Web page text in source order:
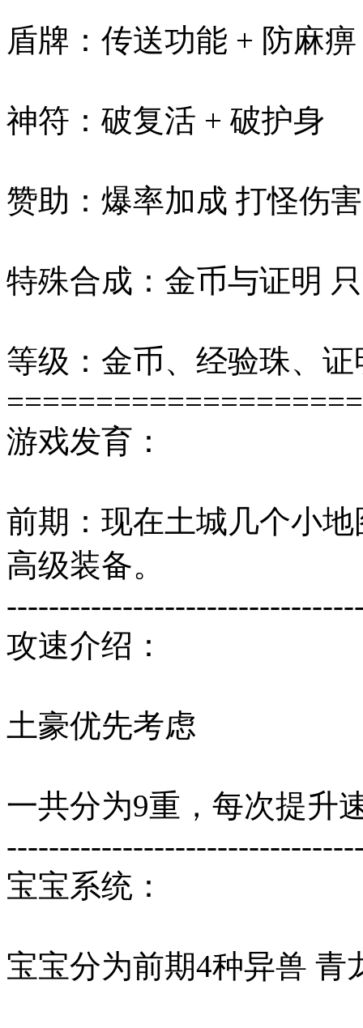
盾牌：传送功能 + 防麻
神符：破复活 + 破护身
赞助：爆率加成 打怪伤
特殊合成：金币与证明
等级：金币、经验珠、
游戏发育：
前期：现在土城几个小
高级装备。
攻速介绍：
土豪优先考虑
一共分为9重，每次提升
宝宝系统：
宝宝分为前期4种异兽 青